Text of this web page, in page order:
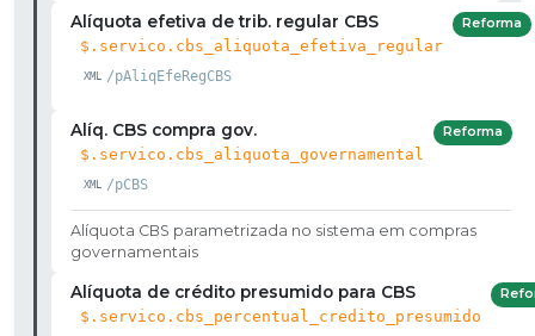
Alíquota efetiva de trib. regular CBS
$.servico.cbs_aliquota_efetiva_regular
/pAliqEfeRegCBS
Reforma
Alíq. CBS compra gov.
$.servico.cbs_aliquota_governamental
/pCBS
Reforma
Alíquota CBS parametrizada no sistema em compras
governamentais
Alíquota de crédito presumido para CBS
$.servico.cbs_percentual_credito_presumido